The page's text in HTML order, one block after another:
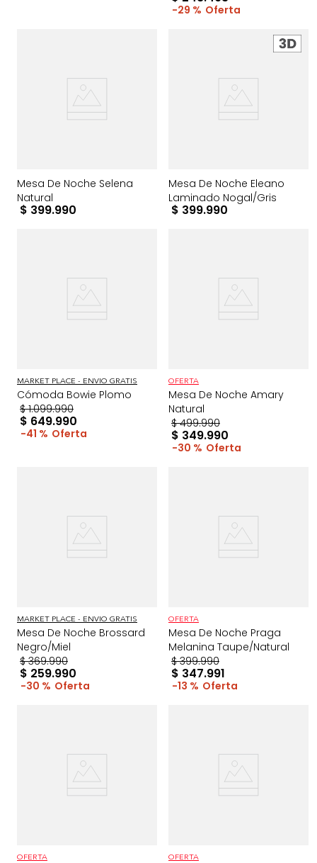
29 %
Mesa De Noche Selena
Natural
$ 399.990
Mesa De Noche Eleano
Laminado Nogal/Gris
$ 399.990
MARKET PLACE - ENVIO GRATIS
Cómoda Bowie Plomo
$ 1.099.990
$ 649.990
41 %
OFERTA
Mesa De Noche Amary
Natural
$ 499.990
$ 349.990
30 %
MARKET PLACE - ENVIO GRATIS
Mesa De Noche Brossard
Negro/Miel
$ 369.990
$ 259.990
30 %
OFERTA
Mesa De Noche Praga
Melanina Taupe/Natural
$ 399.990
$ 347.991
13 %
OFERTA OFERTA